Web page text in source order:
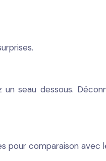
seau dessous.
pour comparaison avec